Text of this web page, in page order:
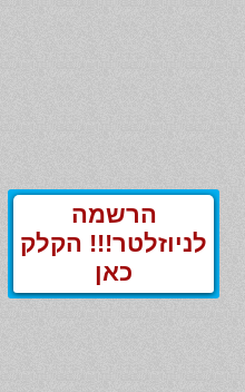
הרשמה
לניוזלטר!!! הקלק
כאן